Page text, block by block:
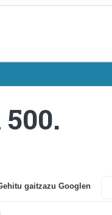
gaitzazu Googlen